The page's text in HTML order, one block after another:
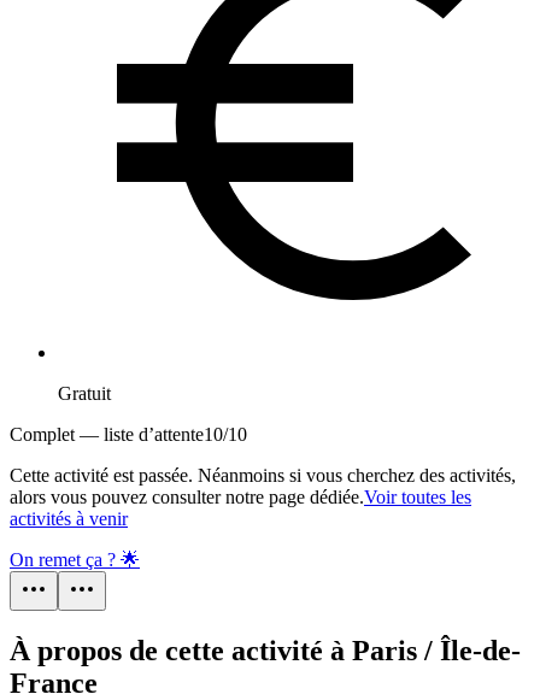
Gratuit
Complet — liste d’attente10/10
Cette activité est passée. Néanmoins si vous cherchez des activités,
alors vous pouvez consulter notre page dédiée.Voir toutes les
activités à venir
On remet ça ? 🌟
À propos de cette activité à Paris / Île-de-
France